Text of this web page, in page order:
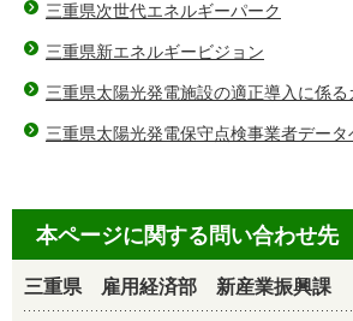
三重県次世代エネルギーパーク
三重県新エネルギービジョン
三重県太陽光発電施設の適正導入に係る
三重県太陽光発電保守点検事業者データ
本ページに関する問い合わせ先
三重県 雇用経済部 新産業振興課